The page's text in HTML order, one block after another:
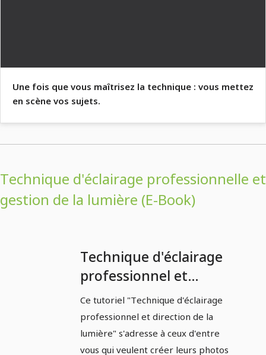
Une fois que vous maîtrisez la technique : vous mettez
en scène vos sujets.
Technique d'éclairage professionnelle et
gestion de la lumière (E-Book)
Technique d'éclairage
professionnel et
direction de la lumière
: Partie 1 - Qu'est-ce
que l'exposition
Ce tutoriel "Technique d'éclairage
professionnel et direction de la
lumière" s'adresse à ceux d'entre
vous qui veulent créer leurs photos